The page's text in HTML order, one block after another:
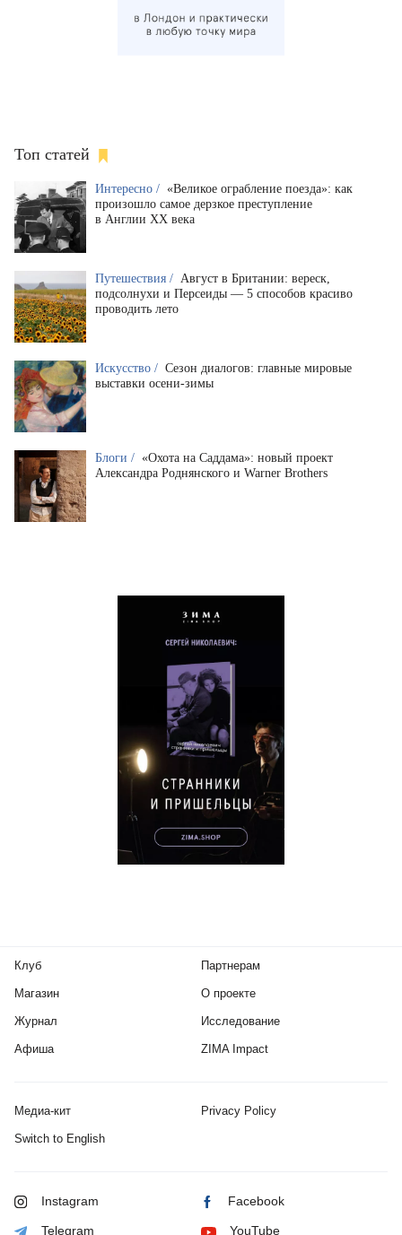
Топ статей
Интересно / «Великое ограбление поезда»: как
произошло самое дерзкое преступление
в Англии XX века
Путешествия / Август в Британии: вереск,
подсолнухи и Персеиды — 5 способов красиво
проводить лето
Искусство / Сезон диалогов: главные мировые
выставки осени-зимы
Блоги / «Охота на Саддама»: новый проект
Александра Роднянского и Warner Brothers
Клуб
Магазин
Журнал
Афиша
Партнерам
О проекте
Исследование
ZIMA Impact
Медиа-кит Privacy Policy
Switch to English
Instagram Facebook
Telegram YouTube